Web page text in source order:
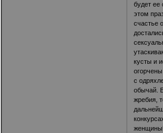
будет ее
этом
счастье
кусты и
с
обычай.
жребия,